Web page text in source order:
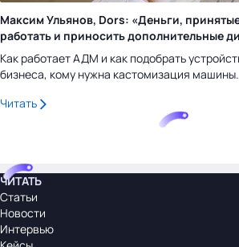
Максим Ульянов, Dors: «Деньги,
работать и приносить дополнительные
Как работает АДМ и как подобрать
бизнеса, кому нужна кастомизация машины.
Читать
ЧИТАТЬ
Статьи
Новости
Интервью